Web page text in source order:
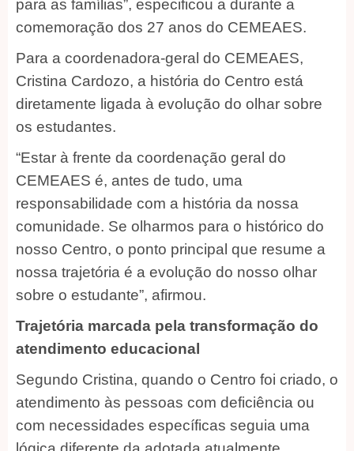
para as famílias”, especificou a durante a
comemoração dos 27 anos do CEMEAES.
Para a coordenadora-geral do CEMEAES,
Cristina Cardozo, a história do Centro está
diretamente ligada à evolução do olhar sobre
os estudantes.
“Estar à frente da coordenação geral do
CEMEAES é, antes de tudo, uma
responsabilidade com a história da nossa
comunidade. Se olharmos para o histórico do
nosso Centro, o ponto principal que resume a
nossa trajetória é a evolução do nosso olhar
sobre o estudante”, afirmou.
Trajetória marcada pela transformação do
atendimento educacional
Segundo Cristina, quando o Centro foi criado, o
atendimento às pessoas com deficiência ou
com necessidades específicas seguia uma